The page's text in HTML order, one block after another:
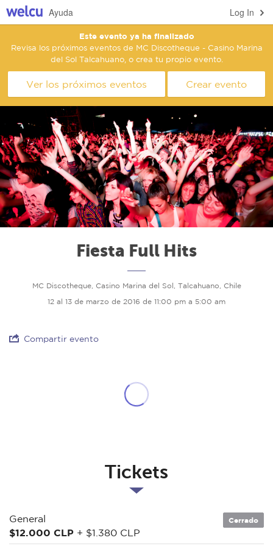
Log In
Ayuda
Este evento ya ha finalizado
Revisa los próximos eventos de MC Discotheque - Casino Marina
del Sol Talcahuano, o crea tu propio evento.
Ver los próximos eventos Crear evento
Fiesta Full Hits
MC Discotheque, Casino Marina del Sol, Talcahuano, Chile
12 al 13 de marzo de 2016 de 11:00 pm a 5:00 am
Compartir evento
Tickets
General
$12.000 CLP + $1.380 CLP
Cerrado